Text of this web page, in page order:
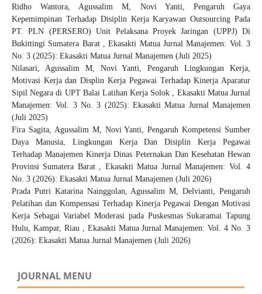
Ridho Wantora, Agussalim M, Novi Yanti, Pengaruh Gaya
Kepemimpinan Terhadap Disiplin Kerja Karyawan Outsourcing Pada
PT. PLN (PERSERO) Unit Pelaksana Proyek Jaringan (UPPJ) Di
Bukittingi Sumatera Barat ,Ekasakti Matua Jurnal Manajemen: Vol. 3
No. 3 (2025): Ekasakti Matua Jurnal Manajemen (Juli 2025)
Nilasari, Agussalim M, Novi Yanti,Pengaruh Lingkungan Kerja,
Motivasi Kerja dan Displin Kerja Pegawai Terhadap Kinerja Aparatur
Sipil Negara di UPT Balai Latihan Kerja Solok , Ekasakti Matua Jurnal
Manajemen: Vol. 3 No. 3 (2025): Ekasakti Matua Jurnal Manajemen
(Juli 2025)
Fira Sagita, Agussalim M, Novi Yanti,Pengaruh Kompetensi Sumber
Daya Manusia, Lingkungan Kerja Dan Disiplin Kerja Pegawai
Terhadap Manajemen Kinerja Dinas Peternakan Dan Kesehatan Hewan
Provinsi Sumatera Barat , Ekasakti Matua Jurnal Manajemen: Vol. 4
No. 3 (2026): Ekasakti Matua Jurnal Manajemen (Juli 2026)
Prada Putri Katarina Nainggolan, Agussalim M, Delvianti,Pengaruh
Pelatihan dan Kompensasi Terhadap Kinerja Pegawai Dengan Motivasi
Kerja Sebagai Variabel Moderasi pada Puskesmas Sukaramai Tapung
Hulu, Kampar, Riau , Ekasakti Matua Jurnal Manajemen: Vol. 4 No. 3
(2026): Ekasakti Matua Jurnal Manajemen (Juli 2026)
JOURNAL MENU